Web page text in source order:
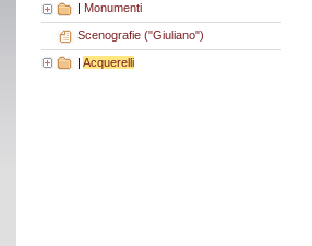
Monumenti
Scenografie ("Giuliano")
| Acquerelli